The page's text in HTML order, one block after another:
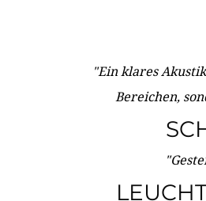
"Ein klares
Bereichen,